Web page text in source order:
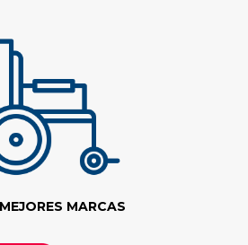
MARCAS